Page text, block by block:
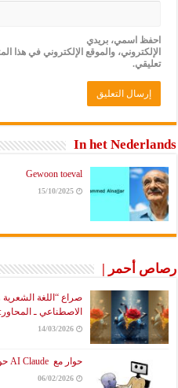
احفظ اسمي، بريدي
الإلكتروني، والموقع الإلكتروني في هذا
تعليقي.
In het Nederlands
Gewoon toeval
15/10/2025
رصاص أحمر |
صراع “اللغة الشعرية
الاصطناعي ـ
14/03/2026
حوار مع AI Claude حول التاريخ والحقيقة
06/02/2026